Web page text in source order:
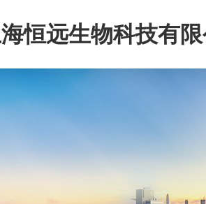
恒远生物科技有